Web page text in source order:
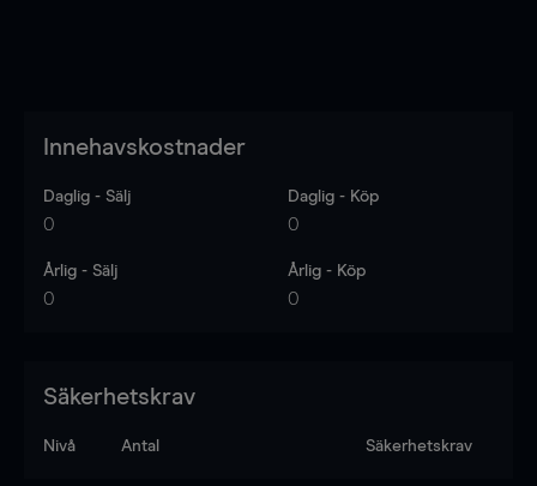
Innehavskostnader
Daglig - Sälj
0
Daglig - Köp
0
Årlig - Sälj
0
Årlig - Köp
0
Säkerhetskrav
Nivå Antal Säkerhetskrav